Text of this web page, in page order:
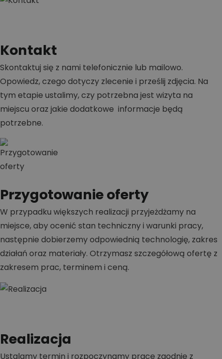
Kontakt
Skontaktuj się z nami telefonicznie lub mailowo.
Opowiedz, czego dotyczy zlecenie i prześlij zdjęcia. Na
tym etapie ustalimy, czy potrzebna jest wizyta na
miejscu oraz jakie dodatkowe informacje będą
potrzebne.
Przygotowanie oferty
W przypadku większych realizacji przyjeżdżamy na
miejsce, aby ocenić stan techniczny i warunki pracy,
następnie dobierzemy odpowiednią technologię, zakres
działań oraz materiały. Otrzymasz szczegółową ofertę z
zakresem prac, terminem i ceną.
Realizacja
Ustalamy termin i rozpoczynamy prace zgodnie z